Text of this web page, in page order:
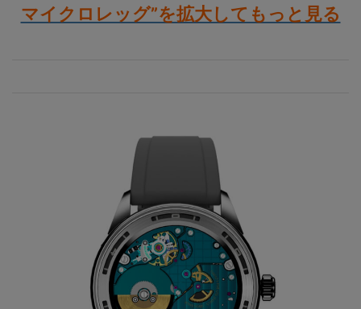
マイクロレッグ”を拡大してもっと見る